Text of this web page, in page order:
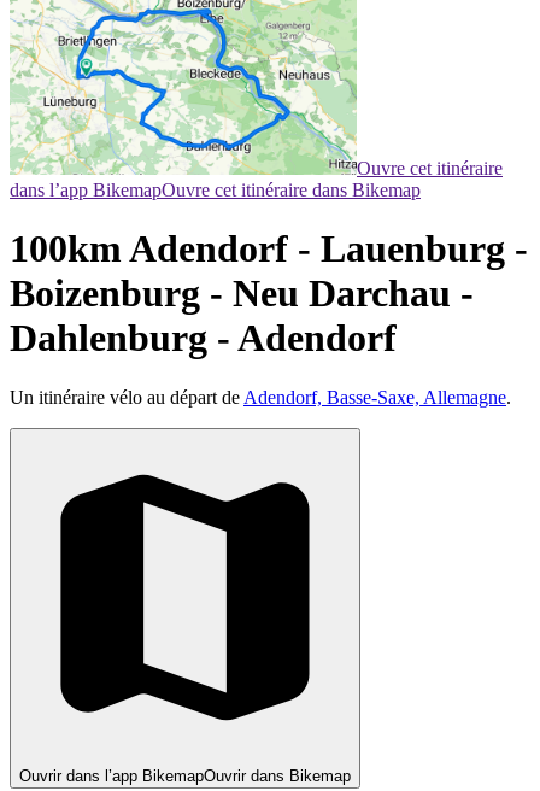
Ouvre cet itinéraire
dans l’app BikemapOuvre cet itinéraire dans Bikemap
100km Adendorf - Lauenburg -
Boizenburg - Neu Darchau -
Dahlenburg - Adendorf
Un itinéraire vélo au départ de Adendorf, Basse-Saxe, Allemagne.
Ouvrir dans l’app BikemapOuvrir dans Bikemap